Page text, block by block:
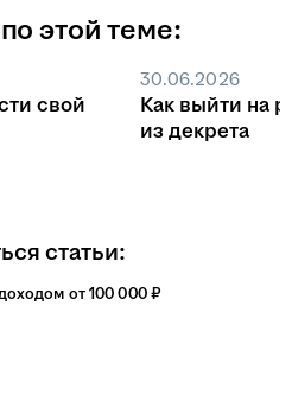
этой теме:
свой
30.06.2026
Как выйти на
из декрета
статьи:
от 100 000 ₽